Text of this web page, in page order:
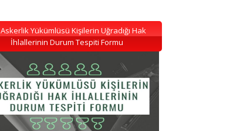
Askerlik Yükümlüsü Kişilerin Uğradığı Hak
İhlallerinin Durum Tespiti Formu